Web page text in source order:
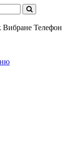
Вибране Телефон